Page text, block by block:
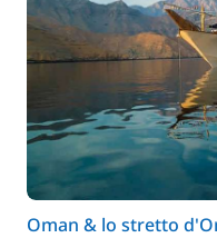
Oman & lo stretto